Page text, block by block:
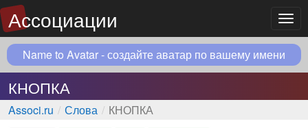
Ассоциации
Name to Avatar - создайте аватар по вашему имени
КНОПКА
Associ.ru Слова
КНОПКА